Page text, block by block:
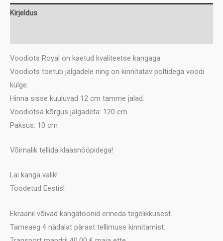
Kirjeldus
Voodiots Royal on kaetud kvaliteetse kangaga
Voodiots toetub jalgadele ning on kinnitatav poltidega voodi
külge.
Hinna sisse kuuluvad 12 cm tamme jalad.
Voodiotsa kõrgus jalgadeta: 120 cm
Paksus: 10 cm
Võimalik tellida klaasnööpidega!
Lai kanga valik!
Toodetud Eestis!
Ekraanil võivad kangatoonid erineda tegelikkusest.
Tarneaeg 4 nädalat pärast tellimuse kinnitamist.